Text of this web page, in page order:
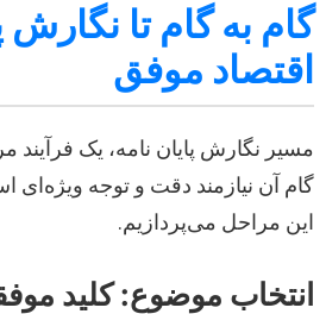
گام به گام تا نگارش
اقتصاد موفق
مسیر نگارش پایان نامه، یک
گام آن نیازمند دقت و توجه ویژه‌ای
این مراحل می‌پردازیم.
انتخاب موضوع: کلید